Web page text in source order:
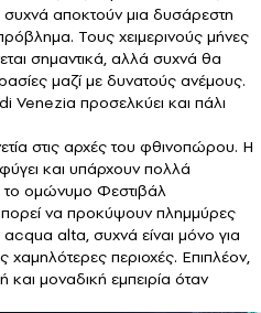
αποκτούν μια δυσάρεστη
Τους χειμερινούς μήνες
σημαντικά, αλλά συχνά θα
μαζί με δυνατούς ανέμους.
προσελκύει και πάλι
στις αρχές του φθινοπώρου. Η
και υπάρχουν πολλά
ομώνυμο Φεστιβάλ
να προκύψουν πλημμύρες
alta, συχνά είναι μόνο για
χαμηλότερες περιοχές. Επιπλέον,
και μοναδική εμπειρία όταν